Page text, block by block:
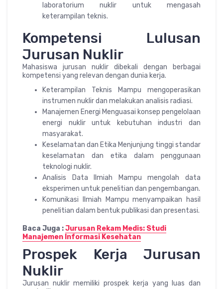
laboratorium nuklir untuk mengasah
keterampilan teknis.
Kompetensi Lulusan
Jurusan Nuklir
Mahasiswa jurusan nuklir dibekali dengan berbagai
kompetensi yang relevan dengan dunia kerja.
Keterampilan Teknis Mampu mengoperasikan
instrumen nuklir dan melakukan analisis radiasi.
Manajemen Energi Menguasai konsep pengelolaan
energi nuklir untuk kebutuhan industri dan
masyarakat.
Keselamatan dan Etika Menjunjung tinggi standar
keselamatan dan etika dalam penggunaan
teknologi nuklir.
Analisis Data Ilmiah Mampu mengolah data
eksperimen untuk penelitian dan pengembangan.
Komunikasi Ilmiah Mampu menyampaikan hasil
penelitian dalam bentuk publikasi dan presentasi.
Baca Juga :Jurusan Rekam Medis: Studi
Manajemen Informasi Kesehatan
Prospek Kerja Jurusan
Nuklir
Jurusan nuklir memiliki prospek kerja yang luas dan